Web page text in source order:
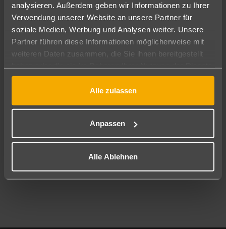
analysieren. Außerdem geben wir Informationen zu Ihrer
Verwendung unserer Website an unsere Partner für
soziale Medien, Werbung und Analysen weiter. Unsere
Partner führen diese Informationen möglicherweise mit
weiteren Daten zusammen, die Sie ihnen bereitgestellt
gesammelt haben.
Alle zulassen
Anpassen
Alle Ablehnen
Pauschal Nur Hotel
Abflughafen
Reisezeitraum
09.08.26–07.08.27 7-21 Nächte
2 Erwachsene Keine Kinder